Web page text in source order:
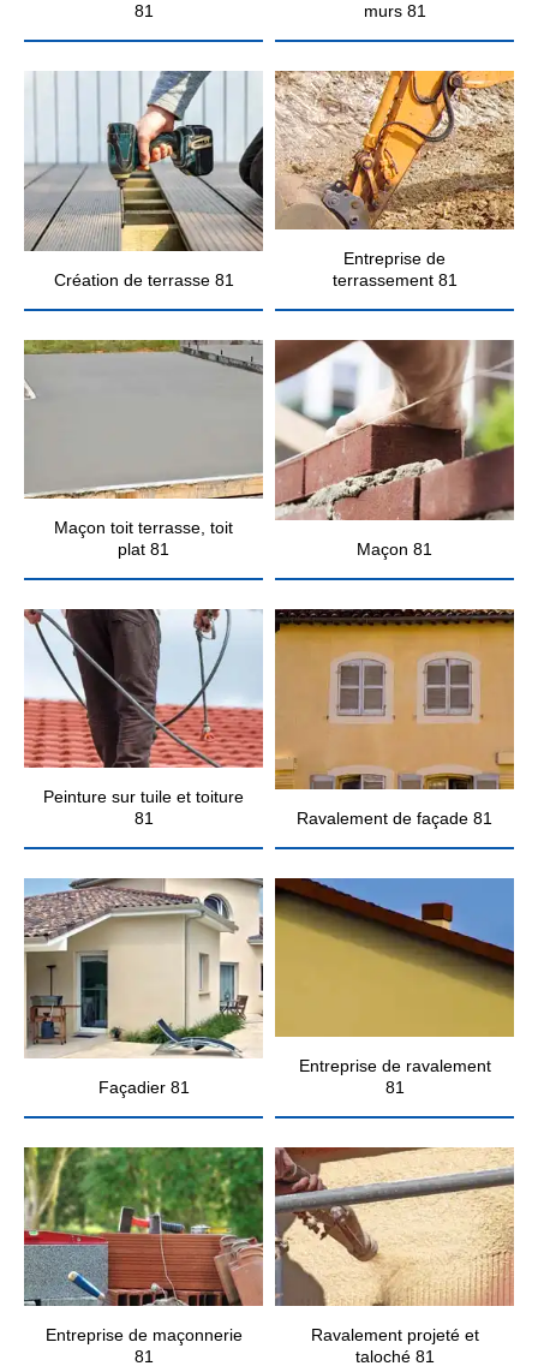
81
murs 81
Création de terrasse 81
Entreprise de
terrassement 81
Maçon toit terrasse, toit
plat 81
Maçon 81
Peinture sur tuile et toiture
81
Ravalement de façade 81
Façadier 81
Entreprise de ravalement
81
Entreprise de maçonnerie
81
Ravalement projeté et
taloché 81